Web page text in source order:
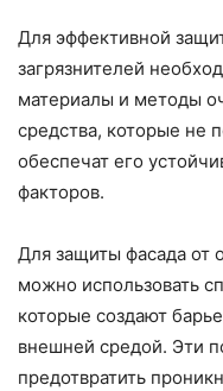
Для эффективной
загрязнителей
материалы и методы
средства, которые не
обеспечат его
факторов.
Для защиты фасада от
можно использовать
которые создают
внешней средой. Эти
предотвратить